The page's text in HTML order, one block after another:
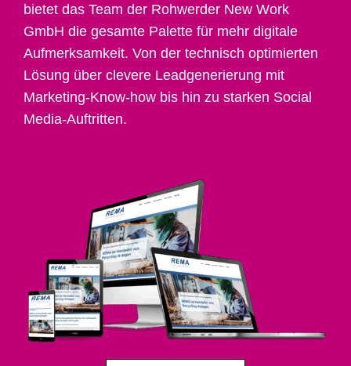
bietet das Team der Rohwerder New Work
GmbH die gesamte Palette für mehr digitale
Aufmerksamkeit. Von der technisch optimierten
Lösung über clevere Leadgenerierung mit
Marketing-Know-how bis hin zu starken Social
Media-Auftritten.